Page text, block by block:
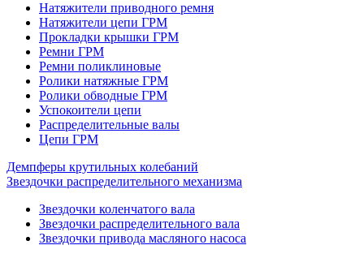
Натяжители приводного ремня
Натяжители цепи ГРМ
Прокладки крышки ГРМ
Ремни ГРМ
Ремни поликлиновые
Ролики натяжные ГРМ
Ролики обводные ГРМ
Успокоители цепи
Распределительные валы
Цепи ГРМ
Демпферы крутильных колебаний
Звездочки распределительного механизма
Звездочки коленчатого вала
Звездочки распределительного вала
Звездочки привода масляного насоса